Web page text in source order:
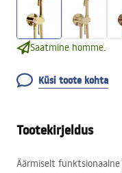
Saatmine homme.
Küsi toote kohta
Tootekirjeldus
Äärmiselt funktsionaalne